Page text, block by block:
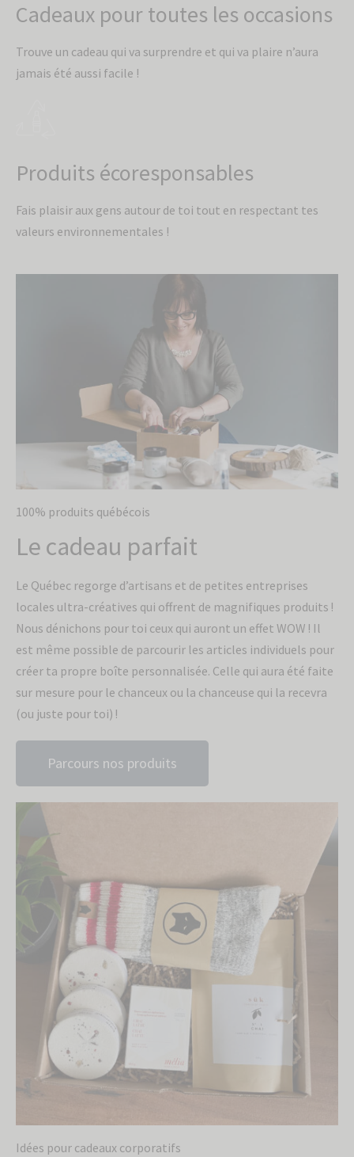
Inscris-toi à
l'infolettre pour
recevoir 10% de
Sois le premier à être informé de nos
nouveaux produits et offres exclusives.
Envoyer
Cadeaux pour toutes les occasions
Trouve un cadeau qui va surprendre et qui va plaire n’aura
jamais été aussi facile !
Produits écoresponsables
Fais plaisir aux gens autour de toi tout en respectant tes
valeurs environnementales !
100% produits québécois
Le cadeau parfait
Le Québec regorge d’artisans et de petites entreprises
locales ultra-créatives qui offrent de magnifiques produits !
Nous dénichons pour toi ceux qui auront un effet WOW ! Il
est même possible de parcourir les articles individuels pour
créer ta propre boîte personnalisée. Celle qui aura été faite
sur mesure pour le chanceux ou la chanceuse qui la recevra
(ou juste pour toi) !
Parcours nos produits
Idées pour cadeaux corporatifs